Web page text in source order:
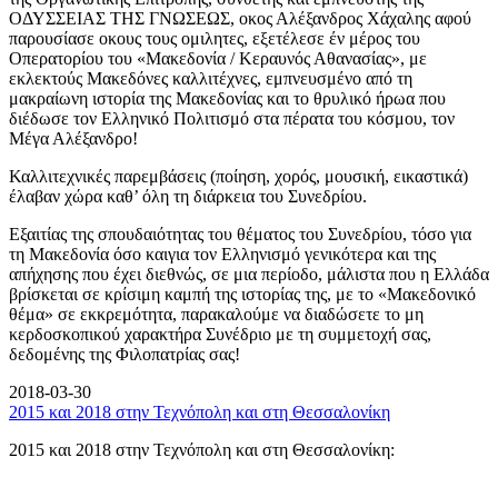
ΟΔΥΣΣΕΙΑΣ ΤΗΣ ΓΝΩΣΕΩΣ, οκος Αλέξανδρος Χάχαλης αφού
παρουσίασε οκους τους ομιλητες, εξετέλεσε έν μέρος του
Οπερατορίου του «Μακεδονία / Κεραυνός Αθανασίας», με
εκλεκτούς Μακεδόνες καλλιτέχνες, εμπνευσμένο από τη
μακραίωνη ιστορία της Μακεδονίας και το θρυλικό ήρωα που
διέδωσε τον Ελληνικό Πολιτισμό στα πέρατα του κόσμου, τον
Μέγα Αλέξανδρο!
Καλλιτεχνικές παρεμβάσεις (ποίηση, χορός, μουσική, εικαστικά)
έλαβαν χώρα καθ’ όλη τη διάρκεια του Συνεδρίου.
Εξαιτίας της σπουδαιότητας του θέματος του Συνεδρίου, τόσο για
τη Μακεδονία όσο καιγια τον Ελληνισμό γενικότερα και της
απήχησης που έχει διεθνώς, σε μια περίοδο, μάλιστα που η Ελλάδα
βρίσκεται σε κρίσιμη καμπή της ιστορίας της, με το «Μακεδονικό
θέμα» σε εκκρεμότητα, παρακαλούμε να διαδώσετε το μη
κερδοσκοπικού χαρακτήρα Συνέδριο με τη συμμετοχή σας,
δεδομένης της Φιλοπατρίας σας!
2018-03-30
2015 και 2018 στην Τεχνόπολη και στη Θεσσαλονίκη
2015 και 2018 στην Τεχνόπολη και στη Θεσσαλονίκη: